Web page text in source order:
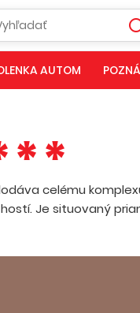
AUTOM
celému
Je situovaný